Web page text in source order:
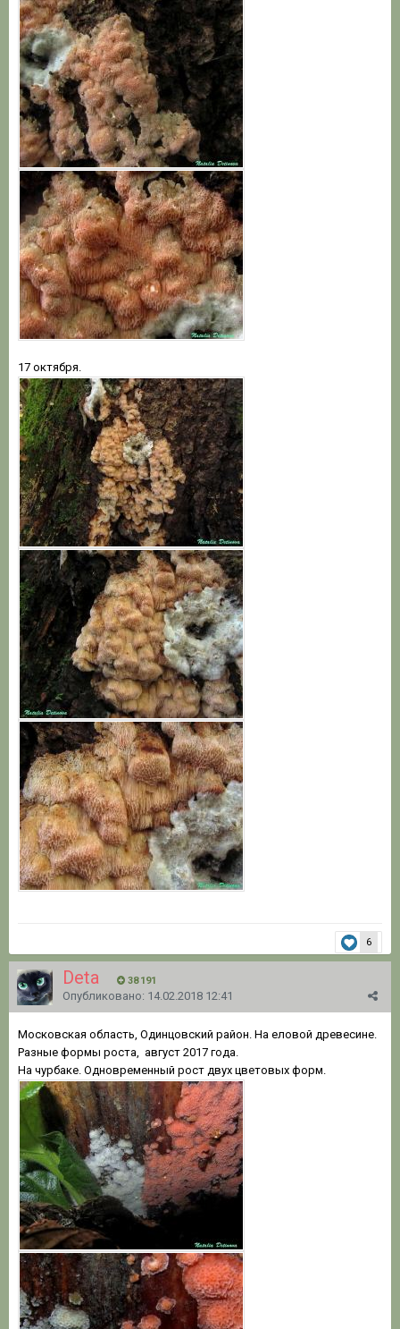
17 октября.
6
Deta 38 191
Опубликовано: 14.02.2018 12:41
Московская область, Одинцовский район. На еловой древесине.
Разные формы роста, август 2017 года.
На чурбаке. Одновременный рост двух цветовых форм.